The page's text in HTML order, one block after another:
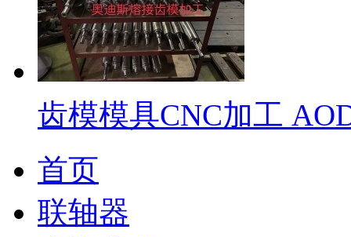
齿模模具CNC加工
首页
联轴器